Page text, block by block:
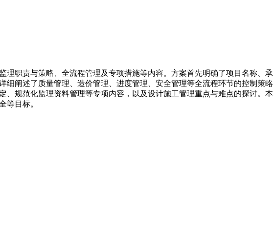
理职责与策略、全流程管理及专项措施等内容。方案首先明确了项目名称、
细阐述了质量管理、造价管理、进度管理、安全管理等全流程环节的控制策
、规范化监理资料管理等专项内容，以及设计施工管理重点与难点的探讨。
等目标。